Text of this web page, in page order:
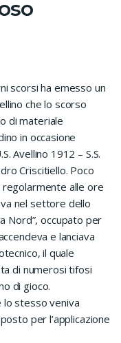
scorsi ha emesso un
che lo scorso
di materiale
in occasione
Avellino 1912 – S.S.
Criscitiello. Poco
regolarmente alle ore
nel settore dello
Nord”, occupato per
e lanciava
il quale
di numerosi tifosi
di gioco.
lo stesso veniva
per l’applicazione